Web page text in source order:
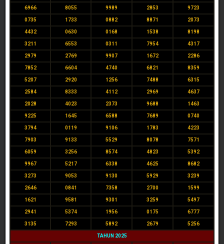
6966 8055 9989 2853 9723
0735 1733 0882 8871 2073
4432 0630 0168 1538 8198
3211 6553 0311 7954 4317
2979 2769 9907 1672 2286
7852 6604 4740 6821 8359
5207 2920 1256 7488 6315
2584 8333 4112 2969 4637
2028 4023 2373 9688 1463
9225 1645 6588 7689 0740
3794 0119 9106 1783 4223
7903 9133 5529 8078 7571
6059 3256 8574 4823 5392
9967 5217 6338 4625 8682
3273 9053 9130 5929 3239
2646 0841 7358 2700 1599
1621 9581 9301 3259 5497
2941 5374 1956 0175 6777
3135 7293 5892 2679 5256
TAHUN 2025